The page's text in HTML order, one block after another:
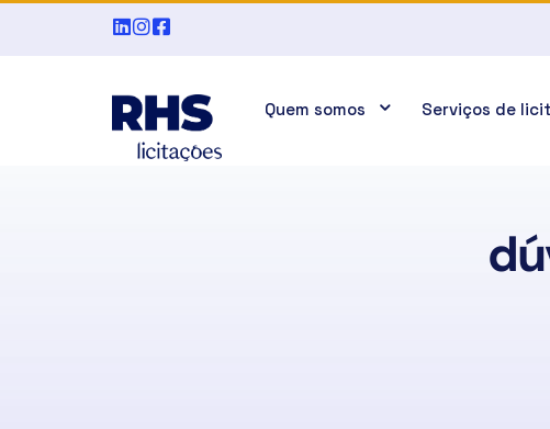
Quem somos Serviços de